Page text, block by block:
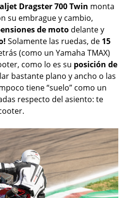
Dragster 700 Twin monta
su embrague y cambio,
de moto delante y
Solamente las ruedas, de 15
(como un Yamaha TMAX)
como lo es su posición de
bastante plano y ancho o las
tiene “suelo” como un
respecto del asiento: te